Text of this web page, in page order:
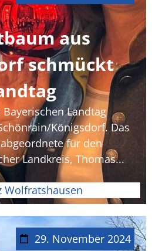
aus
schmückt
Landtag
Königsdorf. Das
für den
Landkreis, Thomas...
Wolfratshausen
29. November 2024